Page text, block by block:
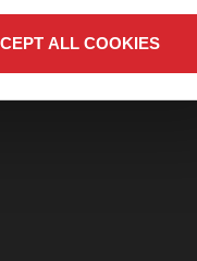
ALL COOKIES